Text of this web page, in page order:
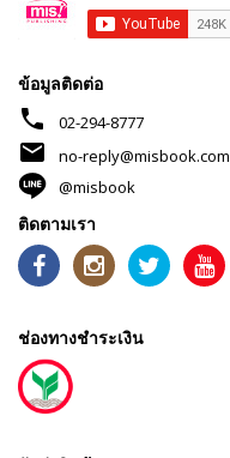
ข้อมูลติดต่อ
phone 02-294-8777
mail
no-reply@misbook.com
@misbook
ติดตามเรา
ช่องทางชำระเงิน